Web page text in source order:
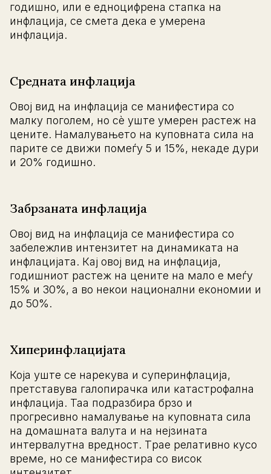
годишно, или е едноцифрена стапка на
инфлација, се смета дека е умерена
инфлација.
Средната инфлација
Овој вид на инфлација се манифестира со
малку поголем, но сè уште умерен растеж на
цените. Намалувањето на куповната сила на
парите се движи помеѓу 5 и 15%, некаде дури
и 20% годишно.
Забрзаната инфлација
Овој вид на инфлација се манифестира со
забележлив интензитет на динамиката на
инфлацијата. Кај овој вид на инфлација,
годишниот растеж на цените на мало е меѓу
15% и 30%, а во некои национални економии и
до 50%.
Хиперинфлацијата
Која уште се нарекува и суперинфлација,
претставува галопирачка или катастрофална
инфлација. Таа подразбира брзо и
прогресивно намалување на куповната сила
на домашната валута и на нејзината
интервалутна вредност. Tрае релативно кусо
време, но се манифестира со висок